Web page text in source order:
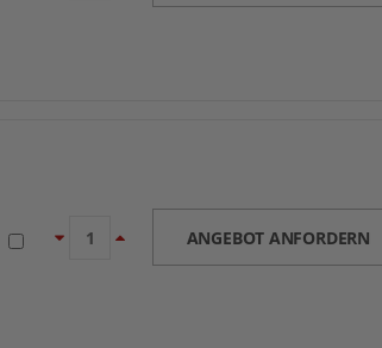
ANGEBOT ANFORDERN